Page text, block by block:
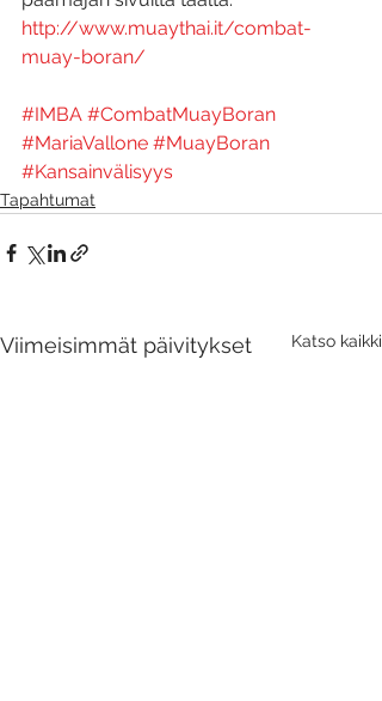
http://www.muaythai.it/combat-
muay-boran/
#IMBA #CombatMuayBoran
#MariaVallone #MuayBoran
#Kansainvälisyys
Tapahtumat
Viimeisimmät päivitykset Katso kaikki